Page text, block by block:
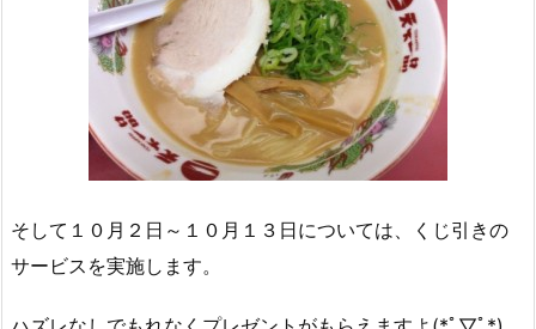
そして１０月２日～１０月１３日については、くじ引きの
サービスを実施します。